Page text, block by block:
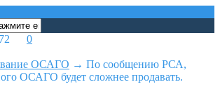
0
ОСАГО → По сообщению РСА,
ОСАГО будет сложнее продавать.